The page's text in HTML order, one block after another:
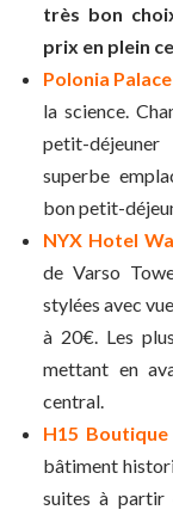
très bon
prix en plein
Polonia
la science.
petit-
superbe
bon petit-
NYX Hotel
de Varso
stylées avec
à 20€. Les
mettant en
central.
H15
bâtiment
suites à partir